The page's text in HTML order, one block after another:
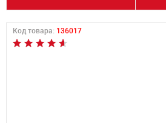
Код товара: 136017